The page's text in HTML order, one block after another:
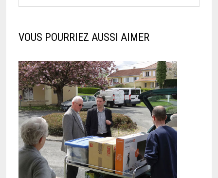
VOUS POURRIEZ AUSSI AIMER